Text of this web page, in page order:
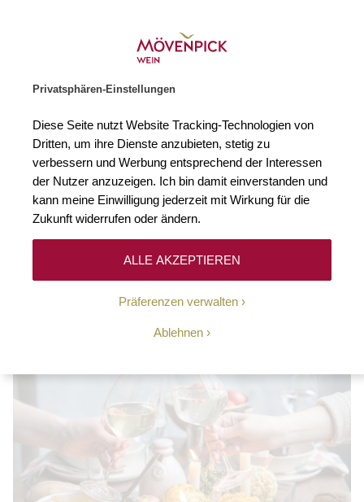
Privatsphären-Einstellungen
Diese Seite nutzt Website Tracking-Technologien von
Dritten, um ihre Dienste anzubieten, stetig zu
verbessern und Werbung entsprechend der Interessen
der Nutzer anzuzeigen. Ich bin damit einverstanden und
kann meine Einwilligung jederzeit mit Wirkung für die
Zukunft widerrufen oder ändern.
Präferenzen verwalten
Ablehnen
ALLE AKZEPTIEREN
En Guete & Zum Wohl
von Mövenpick Weinam07. Oktober 2025
Kürbisgenuss:
Herbstrezept mit